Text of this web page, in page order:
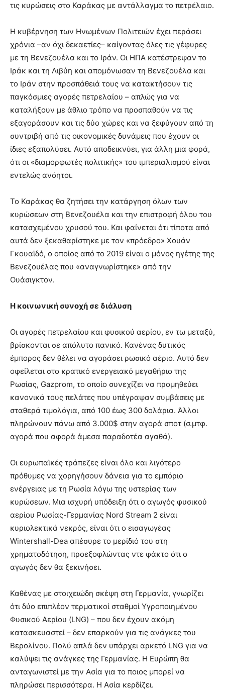
τις κυρώσεις στο Καράκας με αντάλλαγμα το πετρέλαιο.
Η κυβέρνηση των Ηνωμένων Πολιτειών έχει περάσει
χρόνια –αν όχι δεκαετίες– καίγοντας όλες τις γέφυρες
με τη Βενεζουέλα και το Ιράν. Οι ΗΠΑ κατέστρεψαν το
Ιράκ και τη Λιβύη και απομόνωσαν τη Βενεζουέλα και
το Ιράν στην προσπάθειά τους να κατακτήσουν τις
παγκόσμιες αγορές πετρελαίου – απλώς για να
καταλήξουν με άθλιο τρόπο να προσπαθούν να τις
εξαγοράσουν και τις δύο χώρες και να ξεφύγουν από τη
συντριβή από τις οικονομικές δυνάμεις που έχουν οι
ίδιες εξαπολύσει. Αυτό αποδεικνύει, για άλλη μια φορά,
ότι οι «διαμορφωτές πολιτικής» του ιμπεριαλισμού είναι
εντελώς ανόητοι.
Το Καράκας θα ζητήσει την κατάργηση όλων των
κυρώσεων στη Βενεζουέλα και την επιστροφή όλου του
κατασχεμένου χρυσού του. Και φαίνεται ότι τίποτα από
αυτά δεν ξεκαθαρίστηκε με τον «πρόεδρο» Χουάν
Γκουαϊδό, ο οποίος από το 2019 είναι ο μόνος ηγέτης της
Βενεζουέλας που «αναγνωρίστηκε» από την
Ουάσιγκτον.
Η κοινωνική συνοχή σε διάλυση
Οι αγορές πετρελαίου και φυσικού αερίου, εν τω μεταξύ,
βρίσκονται σε απόλυτο πανικό. Κανένας δυτικός
έμπορος δεν θέλει να αγοράσει ρωσικό αέριο. Αυτό δεν
οφείλεται στο κρατικό ενεργειακό μεγαθήριο της
Ρωσίας, Gazprom, το οποίο συνεχίζει να προμηθεύει
κανονικά τους πελάτες που υπέγραψαν συμβάσεις με
σταθερά τιμολόγια, από 100 έως 300 δολάρια. Άλλοι
πληρώνουν πάνω από 3.000$ στην αγορά σποτ (σ.μτφ.
αγορά που αφορά άμεσα παραδοτέα αγαθά).
Οι ευρωπαϊκές τράπεζες είναι όλο και λιγότερο
πρόθυμες να χορηγήσουν δάνεια για το εμπόριο
ενέργειας με τη Ρωσία λόγω της υστερίας των
κυρώσεων. Μια ισχυρή υπόδειξη ότι ο αγωγός φυσικού
αερίου Ρωσίας-Γερμανίας Nord Stream 2 είναι
κυριολεκτικά νεκρός, είναι ότι ο εισαγωγέας
Wintershall-Dea απέσυρε το μερίδιό του στη
χρηματοδότηση, προεξοφλώντας ντε φάκτο ότι ο
αγωγός δεν θα ξεκινήσει.
Καθένας με στοιχειώδη σκέψη στη Γερμανία, γνωρίζει
ότι δύο επιπλέον τερματικοί σταθμοί Υγροποιημένου
Φυσικού Αερίου (LNG) – που δεν έχουν ακόμη
κατασκευαστεί – δεν επαρκούν για τις ανάγκες του
Βερολίνου. Πολύ απλά δεν υπάρχει αρκετό LNG για να
καλύψει τις ανάγκες της Γερμανίας. Η Ευρώπη θα
ανταγωνιστεί με την Ασία για το ποιος μπορεί να
πληρώσει περισσότερα. Η Ασία κερδίζει.